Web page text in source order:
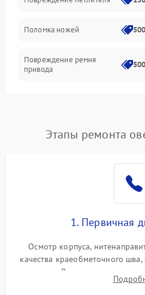
Поломка ножей
Повреждение ремня
привода
Неисправность системы
подачи масла
защиты от засоров
Этапы ремонта
1. Первичная
Осмотр корпуса,
качества краеобметочного
педали. Выявление
заклинивания или тупого среза